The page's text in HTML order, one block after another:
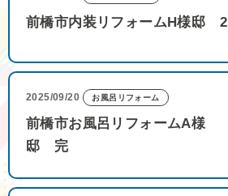
前橋市内装リフォームH様邸 2
2025/09/20 お風呂リフォーム
前橋市お風呂リフォームA様
邸 完